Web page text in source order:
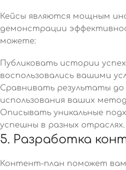
Кейсы являются мощным
демонстрации
можете:
Публиковать истории
воспользовались вашими
Сравнивать результаты до
использования ваших
Описывать уникальные
успешны в разных отраслях.
5. Разработка
Контент-план поможет вам